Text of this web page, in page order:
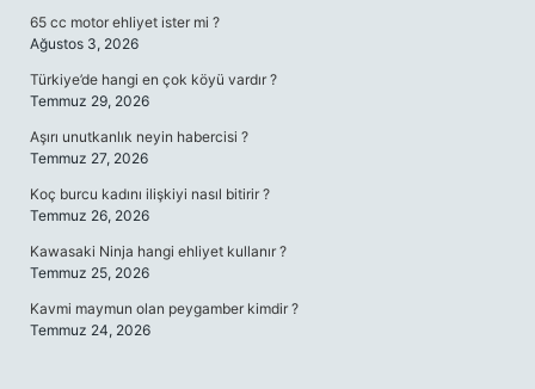
65 cc motor ehliyet ister mi ?
Ağustos 3, 2026
Türkiye’de hangi en çok köyü vardır ?
Temmuz 29, 2026
Aşırı unutkanlık neyin habercisi ?
Temmuz 27, 2026
Koç burcu kadını ilişkiyi nasıl bitirir ?
Temmuz 26, 2026
Kawasaki Ninja hangi ehliyet kullanır ?
Temmuz 25, 2026
Kavmi maymun olan peygamber kimdir ?
Temmuz 24, 2026